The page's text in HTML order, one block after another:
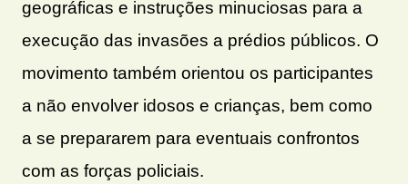
geográficas e instruções minuciosas para a
execução das invasões a prédios públicos. O
movimento também orientou os participantes
a não envolver idosos e crianças, bem como
a se prepararem para eventuais confrontos
com as forças policiais.